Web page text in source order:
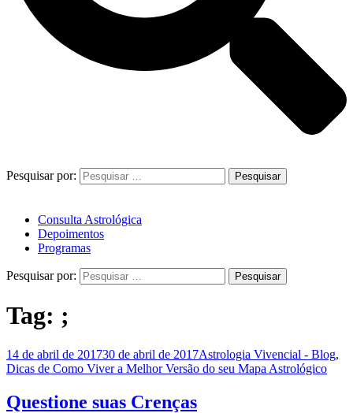
Pesquisar por:
Consulta Astrológica
Depoimentos
Programas
Pesquisar por:
Tag: ;
14 de abril de 201730 de abril de 2017Astrologia Vivencial - Blog,
Dicas de Como Viver a Melhor Versão do seu Mapa Astrológico
Questione suas Crenças